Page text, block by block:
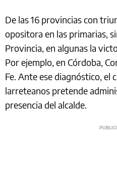
De las 16 provincias con
opositora en las primarias,
Provincia, en algunas la
Por ejemplo, en Córdoba,
Fe. Ante ese diagnóstico, el
larreteanos pretende
presencia del alcalde.